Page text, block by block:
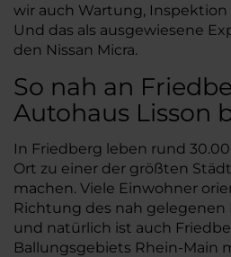
wir auch Wartung, Inspektion
Und das als ausgewiesene
den Nissan Micra.
So nah an
Autohaus Lisson
In Friedberg leben rund
Ort zu einer der größten
machen. Viele Einwohner
Richtung des nah gelegenen
und natürlich ist auch
Ballungsgebiets Rhein-Main